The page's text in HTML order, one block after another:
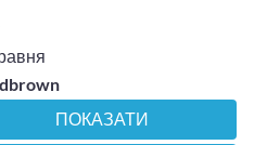
ПОКАЗАТИ